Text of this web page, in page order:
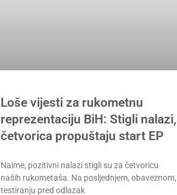
Loše vijesti za rukometnu
reprezentaciju BiH: Stigli nalazi,
četvorica propuštaju start EP
Naime, pozitivni nalazi stigli su za četvoricu
naših rukometaša. Na posljednjem, obaveznom,
testiranju pred odlazak